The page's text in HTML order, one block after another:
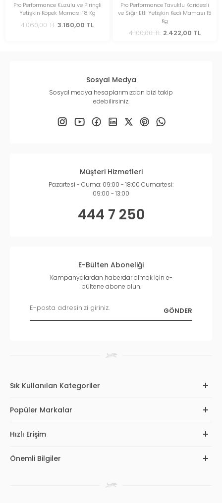
Pro Performance Kuzulu ve Pirinçli
Yetişkin Köpek Maması 18 Kg
4.060,00 TL 3.160,00 TL
Pro Performance Tavuklu Karidesli
ve Sığır Etli Yetişkin Kedi Maması 15
Kg
4.100,00 TL 2.422,00 TL
Sosyal Medya
Sosyal medya hesaplarımızdan bizi takip
edebilirsiniz.
Müşteri Hizmetleri
Pazartesi - Cuma: 09:00 - 18:00 Cumartesi:
09:00 - 13:00
444 7 250
E-Bülten Aboneliği
Kampanyalardan haberdar olmak için e-
bültene abone olun.
Sık Kullanılan Kategoriler
Popüler Markalar
Hızlı Erişim
Önemli Bilgiler